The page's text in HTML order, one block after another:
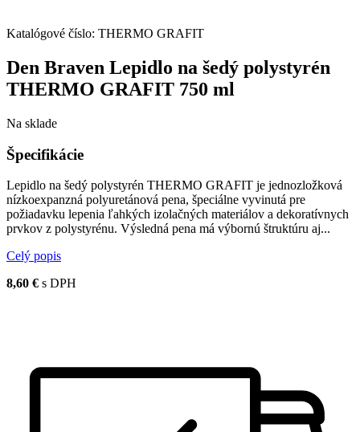
Katalógové číslo: THERMO GRAFIT
Den Braven Lepidlo na šedý polystyrén
THERMO GRAFIT 750 ml
Na sklade
Špecifikácie
Lepidlo na šedý polystyrén THERMO GRAFIT je jednozložková
nízkoexpanzná polyuretánová pena, špeciálne vyvinutá pre
požiadavku lepenia ľahkých izolačných materiálov a dekoratívnych
prvkov z polystyrénu. Výsledná pena má výbornú štruktúru aj...
Celý popis
8,60 € s DPH